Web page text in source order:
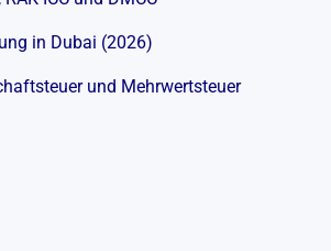
in Dubai (2026)
und Mehrwertsteuer